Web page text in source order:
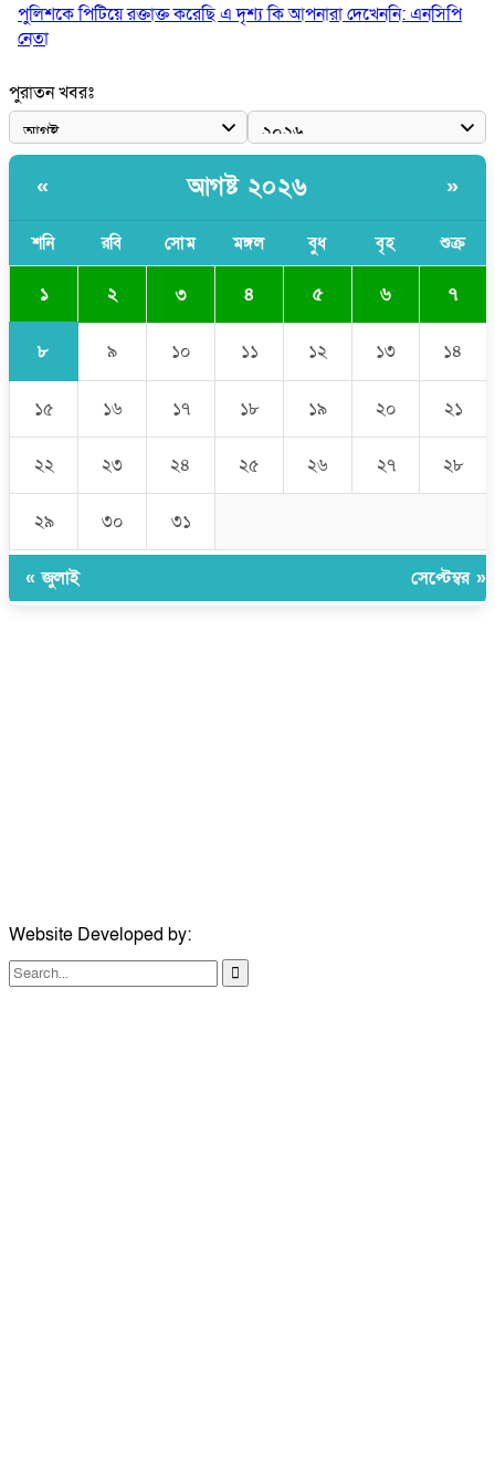
পুলিশকে পিটিয়ে রক্তাক্ত করেছি এ দৃশ্য কি আপনারা দেখেননি: এনসিপি
নেতা
পাঁচ দেশি মাছে মিলল মাইক্রোপ্লাস্টিক, সবচেয়ে বেশি কই মাছে
বাংলাদেশী কর্মীদের আকামা নিয়ে বড় সুখবর দিলো সৌদি সরকার
ওয়াজেদ জয়
সাকিব আল হাসানের বাড়িতে আগুন, পেট্রলবোমা বিস্ফোরণ
পুরাতন খবরঃ
« আগষ্ট ২০২৬ »
শনি রবি সোম মঙ্গল বুধ বৃহ শুক্র
১ ২ ৩ ৪ ৫ ৬ ৭
৮ ৯ ১০ ১১ ১২ ১৩ ১৪
১৫ ১৬ ১৭ ১৮ ১৯ ২০ ২১
২২ ২৩ ২৪ ২৫ ২৬ ২৭ ২৮
২৯ ৩০ ৩১
« জুলাই সেপ্টেম্বর »
Website Developed by: